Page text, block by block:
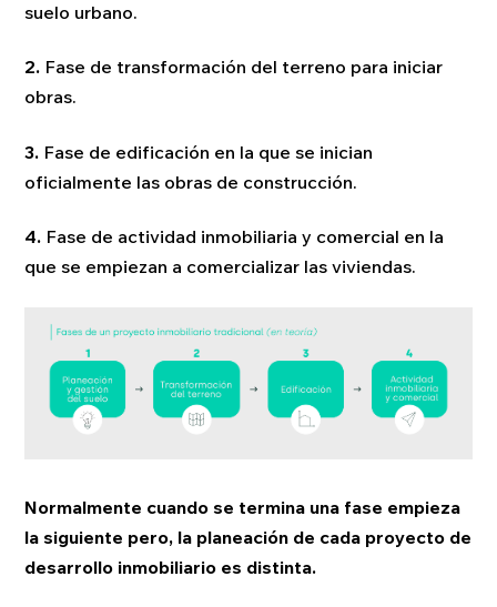
suelo urbano.
2. Fase de transformación del terreno para iniciar
obras.
3. Fase de edificación en la que se inician
oficialmente las obras de construcción.
4. Fase de actividad inmobiliaria y comercial en la
que se empiezan a comercializar las viviendas.
Normalmente cuando se termina una fase empieza
la siguiente pero, la planeación de cada proyecto de
desarrollo inmobiliario es distinta.